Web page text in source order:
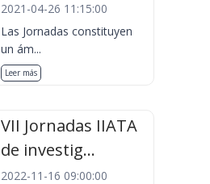
2021-04-26 11:15:00
Las Jornadas constituyen
un ám...
Leer más
VII Jornadas IIATA
de investig...
2022-11-16 09:00:00